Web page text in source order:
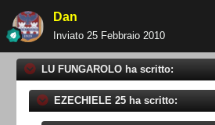
Dan
Inviato 25 Febbraio 2010
LU FUNGAROLO ha scritto:
EZECHIELE 25 ha scritto: